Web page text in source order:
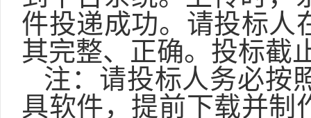
件投递成功。请投标人
其完整、正确。投标截
注：请投标人务必按
具软件，提前下载并制